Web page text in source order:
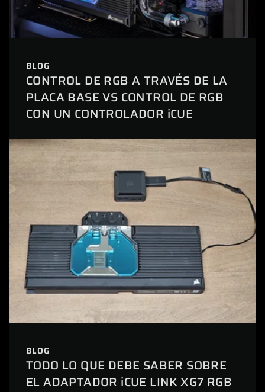
BLOG
CONTROL DE RGB A TRAVÉS DE LA
PLACA BASE VS CONTROL DE RGB
CON UN CONTROLADOR iCUE
BLOG
TODO LO QUE DEBE SABER SOBRE
EL ADAPTADOR iCUE LINK XG7 RGB